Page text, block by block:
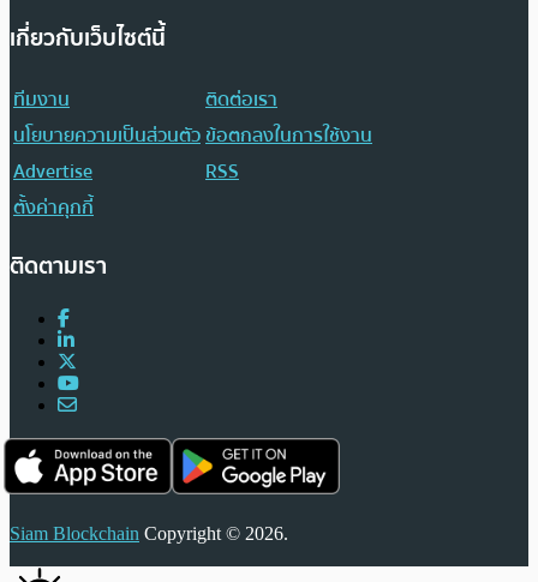
เกี่ยวกับเว็บไซต์นี้
ทีมงาน
ติดต่อเรา
นโยบายความเป็นส่วนตัวข้อตกลงในการใช้งาน
Advertise
RSS
ตั้งค่าคุกกี้
ติดตามเรา
Siam Blockchain Copyright © 2026.